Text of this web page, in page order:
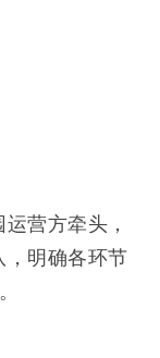
营方牵头，
，明确各环节